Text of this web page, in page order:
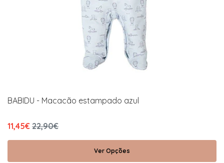
BABIDU - Macacão estampado azul
11,45€ 22,90€
Ver Opções